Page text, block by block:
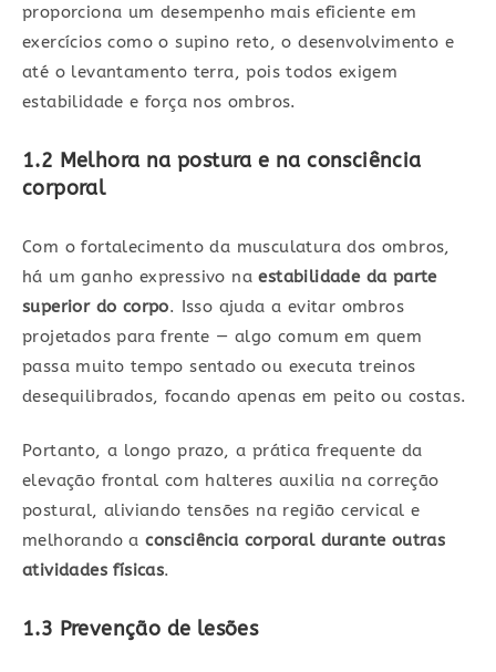
proporciona um desempenho mais eficiente em
exercícios como o supino reto, o desenvolvimento e
até o levantamento terra, pois todos exigem
estabilidade e força nos ombros.
1.2 Melhora na postura e na consciência
corporal
Com o fortalecimento da musculatura dos ombros,
há um ganho expressivo naestabilidade da parte
superior do corpo. Isso ajuda a evitar ombros
projetados para frente — algo comum em quem
passa muito tempo sentado ou executa treinos
desequilibrados, focando apenas em peito ou costas.
Portanto, a longo prazo, a prática frequente da
elevação frontal com halteres auxilia na correção
postural, aliviando tensões na região cervical e
melhorando aconsciência corporal durante outras
atividades físicas.
1.3 Prevenção de lesões